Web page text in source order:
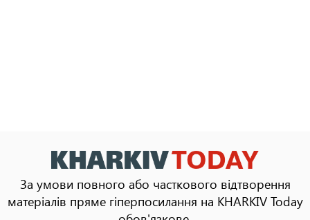
За умови повного або часткового відтворення
матеріалів пряме гіперпосилання на KHARKIV Today